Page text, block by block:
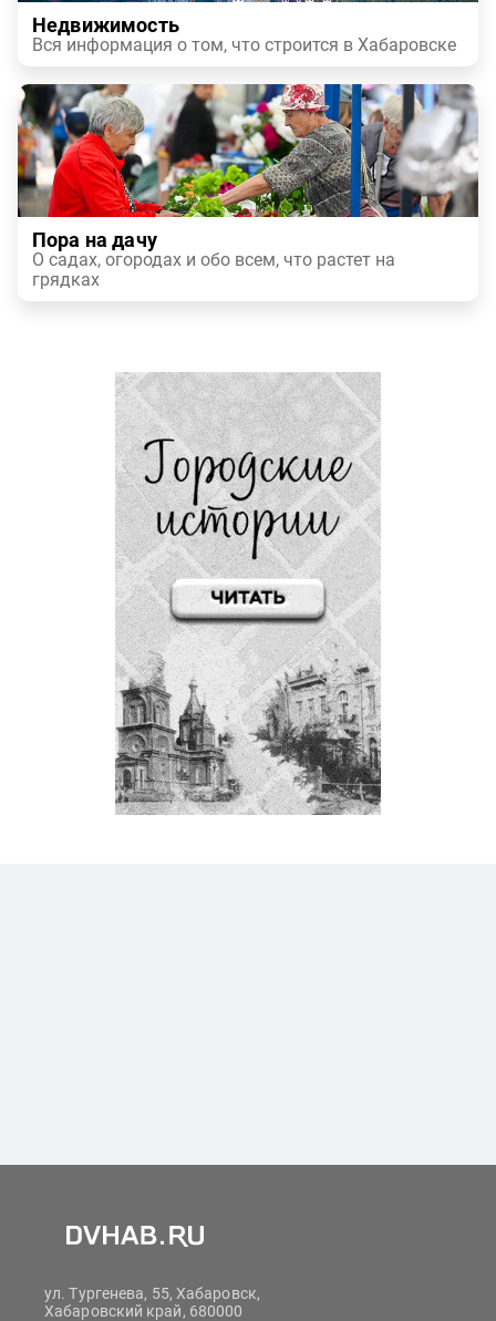
Недвижимость
Вся информация о том, что строится в Хабаровске
Пора на дачу
О садах, огородах и обо всем, что растет на
грядках
ул. Тургенева, 55, Хабаровск,
Хабаровский край, 680000